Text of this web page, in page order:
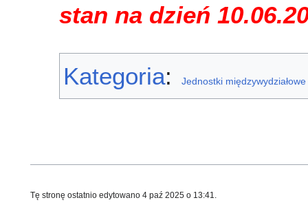
stan na dzień
Kategoria: Jednostki
Tę stronę ostatnio edytowano 4 paź 2025 o 13:41.